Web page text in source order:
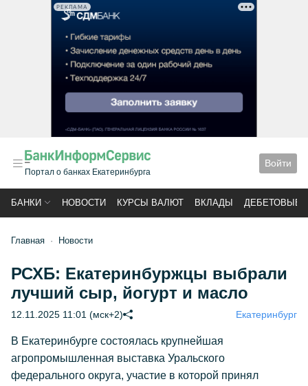
РЕКЛАМА
Портал о банках Екатеринбурга
Войти
БАНКИ НОВОСТИ КУРСЫ ВАЛЮТ ВКЛАДЫ ДЕБЕТОВЫЕ
Главная Новости
РСХБ: Екатеринбуржцы выбрали
лучший сыр, йогурт и масло
12.11.2025 11:01 (мск+2) Екатеринбург
В Екатеринбурге состоялась крупнейшая
агропромышленная выставка Уральского
федерального округа, участие в которой принял